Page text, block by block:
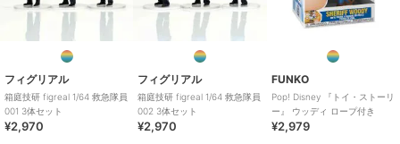
フィグリアル
箱庭技研 figreal 1/64 救急隊員
001 3体セット
¥2,970
フィグリアル
箱庭技研 figreal 1/64 救急隊員
002 3体セット
¥2,970
FUNKO
Pop! Disney 『トイ・ストーリ
ー』 ウッディ ロープ付き
¥2,979